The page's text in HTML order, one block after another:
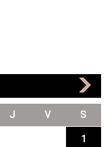
J V S
1